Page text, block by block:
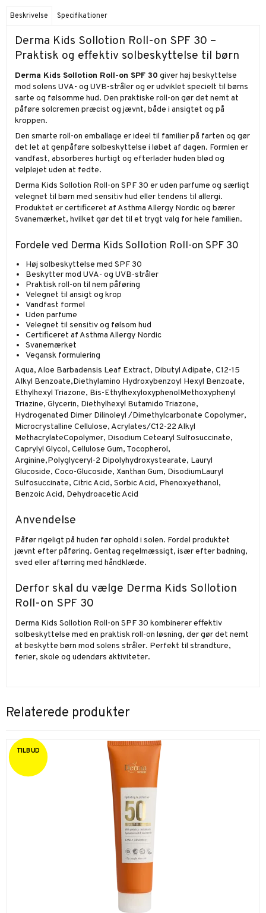
Beskrivelse Specifikationer
Derma Kids Sollotion Roll-on SPF 30 –
Praktisk og effektiv solbeskyttelse til børn
Derma Kids Sollotion Roll-on SPF 30 giver høj beskyttelse
mod solens UVA- og UVB-stråler og er udviklet specielt til børns
sarte og følsomme hud. Den praktiske roll-on gør det nemt at
påføre solcremen præcist og jævnt, både i ansigtet og på
kroppen.
Den smarte roll-on emballage er ideel til familier på farten og gør
det let at genpåføre solbeskyttelse i løbet af dagen. Formlen er
vandfast, absorberes hurtigt og efterlader huden blød og
velplejet uden at fedte.
Derma Kids Sollotion Roll-on SPF 30 er uden parfume og særligt
velegnet til børn med sensitiv hud eller tendens til allergi.
Produktet er certificeret af Asthma Allergy Nordic og bærer
Svanemærket, hvilket gør det til et trygt valg for hele familien.
Fordele ved Derma Kids Sollotion Roll-on SPF 30
Høj solbeskyttelse med SPF 30
Beskytter mod UVA- og UVB-stråler
Praktisk roll-on til nem påføring
Velegnet til ansigt og krop
Vandfast formel
Uden parfume
Velegnet til sensitiv og følsom hud
Certificeret af Asthma Allergy Nordic
Svanemærket
Vegansk formulering
Aqua, Aloe Barbadensis Leaf Extract, Dibutyl Adipate, C12-15
Alkyl Benzoate,Diethylamino Hydroxybenzoyl Hexyl Benzoate,
Ethylhexyl Triazone, Bis-EthylhexyloxyphenolMethoxyphenyl
Triazine, Glycerin, Diethylhexyl Butamido Triazone,
Hydrogenated Dimer Dilinoleyl /Dimethylcarbonate Copolymer,
Microcrystalline Cellulose, Acrylates/C12-22 Alkyl
MethacrylateCopolymer, Disodium Cetearyl Sulfosuccinate,
Caprylyl Glycol, Cellulose Gum, Tocopherol,
Arginine,Polyglyceryl-2 Dipolyhydroxystearate, Lauryl
Glucoside, Coco-Glucoside, Xanthan Gum, DisodiumLauryl
Sulfosuccinate, Citric Acid, Sorbic Acid, Phenoxyethanol,
Benzoic Acid, Dehydroacetic Acid
Anvendelse
Påfør rigeligt på huden før ophold i solen. Fordel produktet
jævnt efter påføring. Gentag regelmæssigt, især efter badning,
sved eller aftørring med håndklæde.
Derfor skal du vælge Derma Kids Sollotion
Roll-on SPF 30
Derma Kids Sollotion Roll-on SPF 30 kombinerer effektiv
solbeskyttelse med en praktisk roll-on løsning, der gør det nemt
at beskytte børn mod solens stråler. Perfekt til strandture,
ferier, skole og udendørs aktiviteter.
Relaterede produkter
TILBUD